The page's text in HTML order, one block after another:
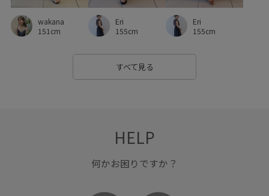
wakana
151cm
Eri
155cm
Eri
155cm
すべて見る
HELP
何かお困りですか？